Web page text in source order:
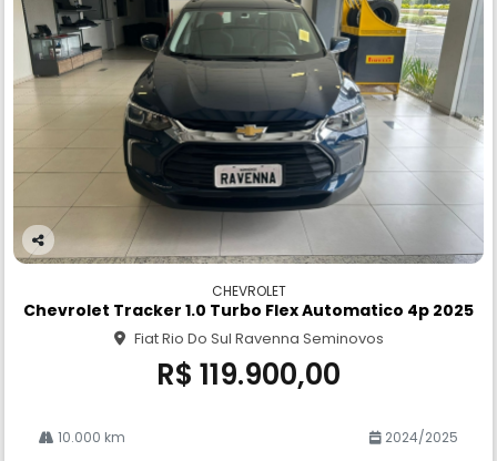
Co
rtil
CHEVROLET
Chevrolet Tracker 1.0 Turbo Flex Automatico 4p 2025
Fiat Rio Do Sul Ravenna Seminovos
R$ 119.900,00
10.000 km 2024/2025